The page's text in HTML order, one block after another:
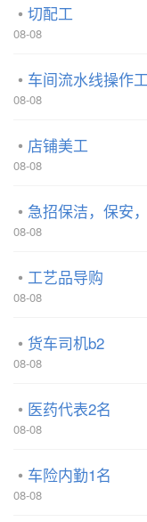
切配工
08-08
车间流水线操作工
08-08
店铺美工
08-08
急招保洁，保安
08-08
工艺品导购
08-08
货车司机b2
08-08
医药代表2名
08-08
车险内勤1名
08-08